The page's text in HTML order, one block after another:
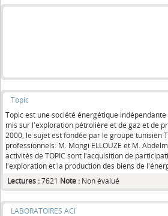
Topic
Topic est une société énergétique
mis sur l'exploration pétrolière et de gaz et de
2000, le sujet est fondée par le groupe tunisien
professionnels: M. Mongi ELLOUZE et M.
activités de TOPIC sont l'acquisition de
l'exploration et la production des biens de
Lectures :7621 Note : Non évalué
LABORATOIRES ACI